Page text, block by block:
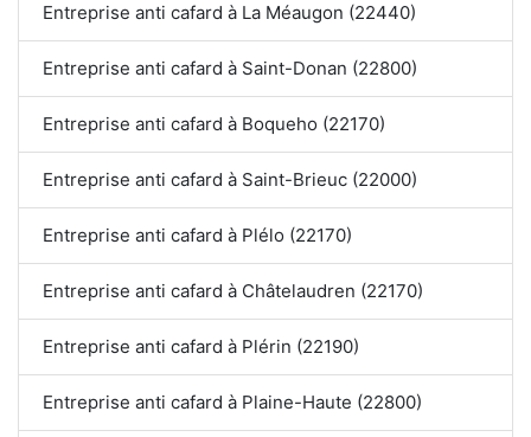
Entreprise anti cafard à La Méaugon (22440)
Entreprise anti cafard à Saint-Donan (22800)
Entreprise anti cafard à Boqueho (22170)
Entreprise anti cafard à Saint-Brieuc (22000)
Entreprise anti cafard à Plélo (22170)
Entreprise anti cafard à Châtelaudren (22170)
Entreprise anti cafard à Plérin (22190)
Entreprise anti cafard à Plaine-Haute (22800)